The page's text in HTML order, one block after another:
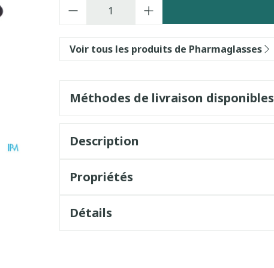
Voir tous les produits de Pharmaglasses
Méthodes de livraison disponibles
Description
Propriétés
Détails